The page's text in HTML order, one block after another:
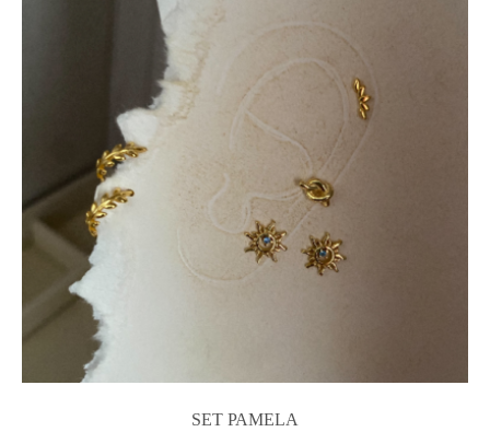
SET PAMELA